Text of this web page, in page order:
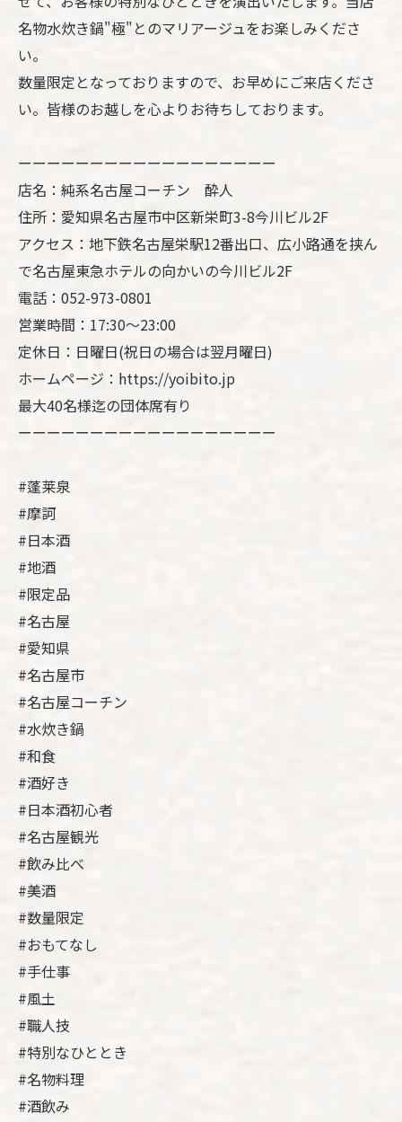
名物水炊き鍋"極"とのマリアージュをお楽しみくださ
い。
数量限定となっておりますので、お早めにご来店くださ
い。皆様のお越しを心よりお待ちしております。
ーーーーーーーーーーーーーーーーーー
店名：純系名古屋コーチン 酔人
住所：愛知県名古屋市中区新栄町3-8今川ビル2F
アクセス：地下鉄名古屋栄駅12番出口、広小路通を挟ん
で名古屋東急ホテルの向かいの今川ビル2F
電話：052-973-0801
営業時間：17:30〜23:00
定休日：日曜日(祝日の場合は翌月曜日)
ホームページ：https://yoibito.jp
最大40名様迄の団体席有り
ーーーーーーーーーーーーーーーーーー
#蓬莱泉
#摩訶
#日本酒
#地酒
#限定品
#名古屋
#愛知県
#名古屋市
#名古屋コーチン
#水炊き鍋
#和食
#酒好き
#日本酒初心者
#名古屋観光
#飲み比べ
#美酒
#数量限定
#おもてなし
#手仕事
#風土
#職人技
#特別なひととき
#名物料理
#酒飲み